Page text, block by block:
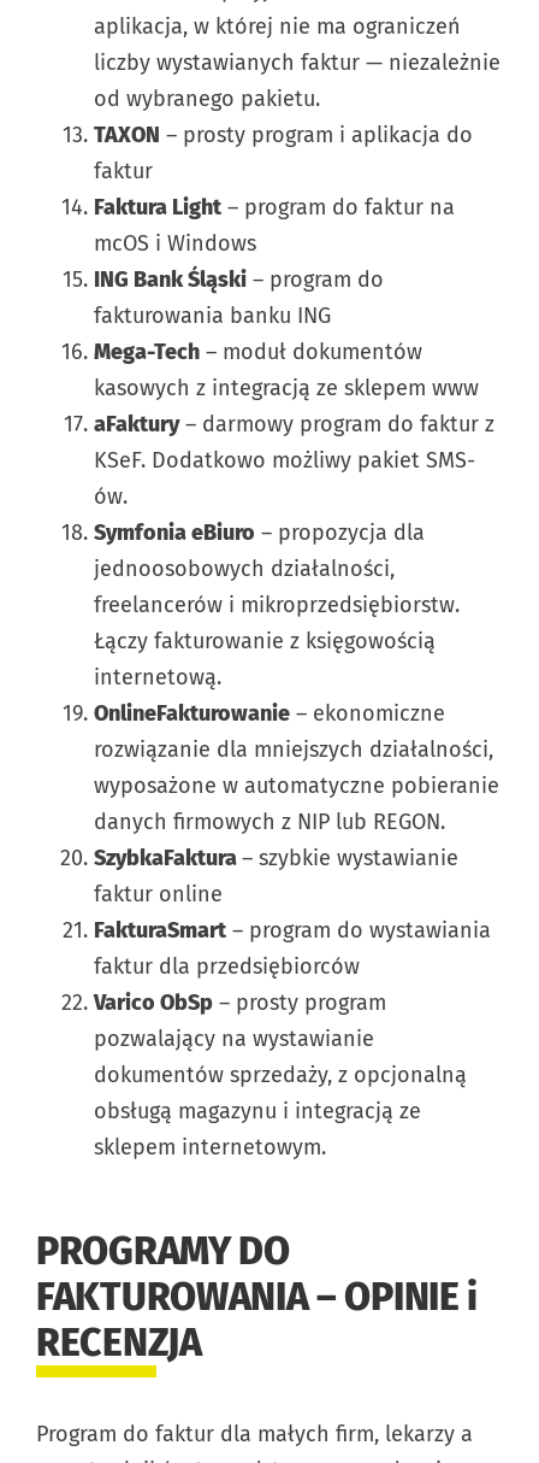
aplikacja, w której nie ma ograniczeń
liczby wystawianych faktur — niezależnie
od wybranego pakietu.
TAXON – prosty program i aplikacja do
faktur
Faktura Light – program do faktur na
mcOS i Windows
ING Bank Śląski – program do
fakturowania banku ING
Mega-Tech – moduł dokumentów
kasowych z integracją ze sklepem www
aFaktury– darmowy program do faktur z
KSeF. Dodatkowo możliwy pakiet SMS-
ów.
Symfonia eBiuro – propozycja dla
jednoosobowych działalności,
freelancerów i mikroprzedsiębiorstw.
Łączy fakturowanie z księgowością
internetową.
OnlineFakturowanie – ekonomiczne
rozwiązanie dla mniejszych działalności,
wyposażone w automatyczne pobieranie
danych firmowych z NIP lub REGON.
SzybkaFaktura– szybkie wystawianie
faktur online
FakturaSmart – program do wystawiania
faktur dla przedsiębiorców
Varico ObSp – prosty program
pozwalający na wystawianie
dokumentów sprzedaży, z opcjonalną
obsługą magazynu i integracją ze
sklepem internetowym.
PROGRAMY DO
FAKTUROWANIA – OPINIE i
RECENZJA
Program do faktur dla małych firm, lekarzy a